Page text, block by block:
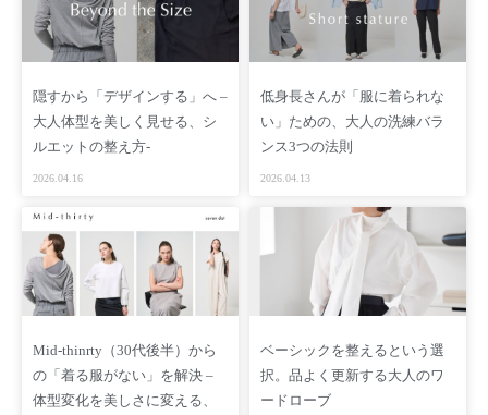
隠すから「デザインする」へ –
大人体型を美しく見せる、シ
ルエットの整え方-
2026.04.16
低身長さんが「服に着られな
い」ための、大人の洗練バラ
ンス3つの法則
2026.04.13
Mid-thinrty（30代後半）から
の「着る服がない」を解決 –
体型変化を美しさに変える、
ベーシックを整えるという選
択。品よく更新する大人のワ
ードローブ